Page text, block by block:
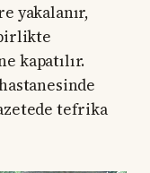
yakalanır,
kapatılır.
tefrika